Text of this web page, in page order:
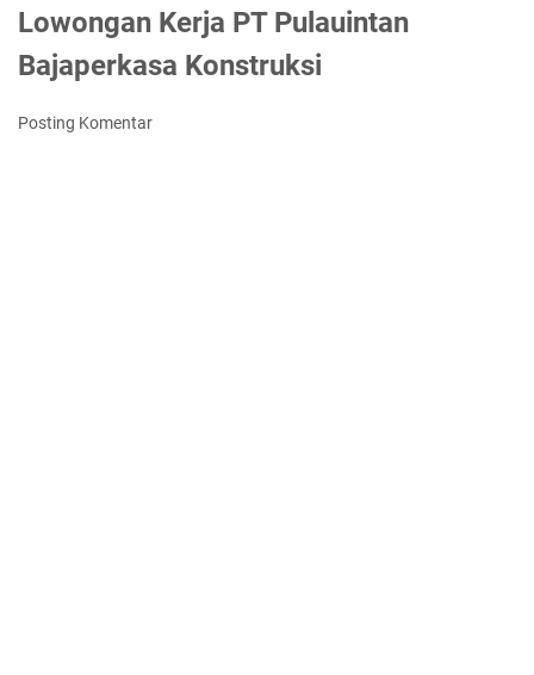
Lowongan Kerja PT Pulauintan
Bajaperkasa Konstruksi
Posting Komentar